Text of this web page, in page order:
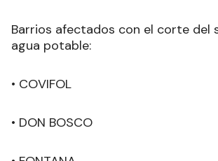
Barrios afectados con el corte del
agua potable:
• COVIFOL
• DON BOSCO